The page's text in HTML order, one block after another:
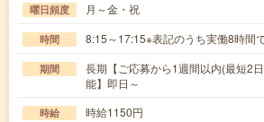
曜日頻度 月～金・祝
時間 8:15～17:15※表記のうち実働8時間で
期間
長期【ご応募から1週間以内(最短2
能】即日～
時給 時給1150円